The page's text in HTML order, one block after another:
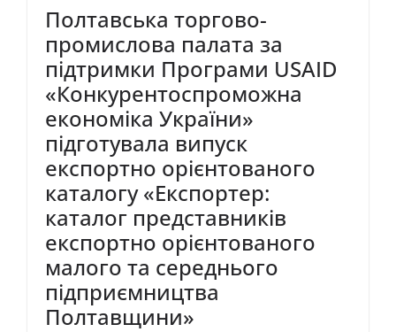
Полтавська торгово-
промислова палата за
підтримки Програми USAID
«Конкурентоспроможна
економіка України»
підготувала випуск
експортно орієнтованого
каталогу «Експортер:
каталог представників
експортно орієнтованого
малого та середнього
підприємництва
Полтавщини»